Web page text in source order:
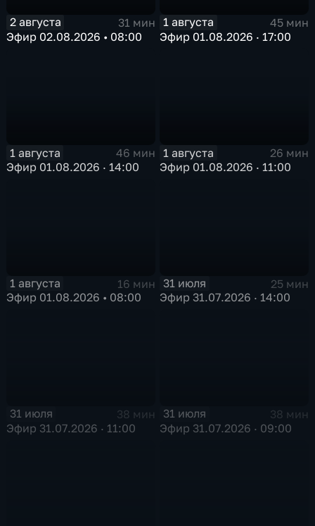
2 августа
31 мин
Эфир 02.08.2026 • 08:00
1 августа
45 мин
Эфир 01.08.2026 · 17:00
1 августа
46 мин
Эфир 01.08.2026 · 14:00
1 августа
26 мин
Эфир 01.08.2026 · 11:00
1 августа
16 мин
Эфир 01.08.2026 • 08:00
31 июля
25 мин
Эфир 31.07.2026 · 14:00
31 июля
38 мин
Эфир 31.07.2026 · 11:00
31 июля
38 мин
Эфир 31.07.2026 · 09:00